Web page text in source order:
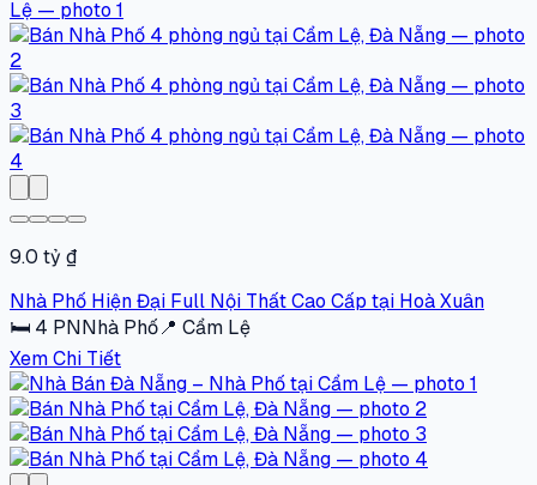
9.0 tỷ ₫
Nhà Phố Hiện Đại Full Nội Thất Cao Cấp tại Hoà Xuân
🛏 4 PNNhà Phố📍 Cẩm Lệ
Xem Chi Tiết